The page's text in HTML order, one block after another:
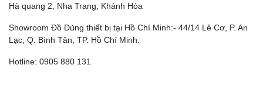
Hà quang 2, Nha Trang, Khánh Hòa
Showroom Đồ Dùng thiết bị tại Hồ Chí Minh:- 44/14 Lê Cơ, P. An
Lạc, Q. Bình Tân, TP. Hồ Chí Minh.
Hotline: 0905 880 131